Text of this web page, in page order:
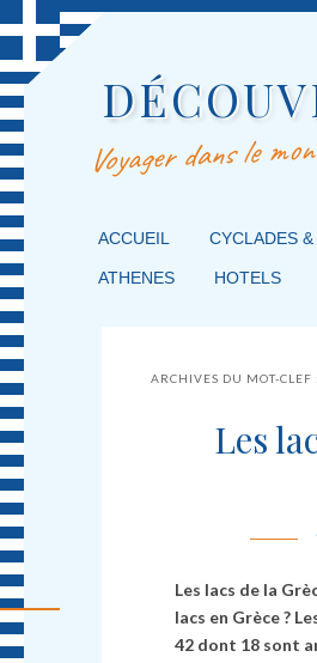
Voyager dans le
MENU PRINCIPAL
MASQUER LA
MASQUER LA
ACCUEIL CYCLADES
ATHENES HOTELS
ARCHIVES DU MOT-
Les
Les lacs de la
lacs en Grèce ?
42 dont 18 sont